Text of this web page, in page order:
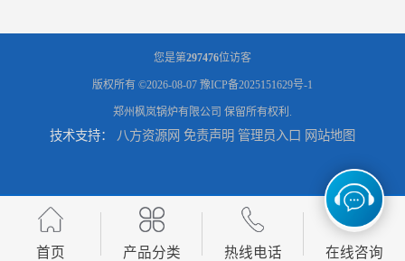
电锅炉采暖炉厂家 电升温导热油锅炉多少钱
您是第297476位访客
版权所有 ©2026-08-07 豫ICP备2025151629号-1
郑州枫岚锅炉有限公司 保留所有权利.
技术支持： 八方资源网 免责声明 管理员入口 网站地图
首页 产品分类 热线电话 在线咨询